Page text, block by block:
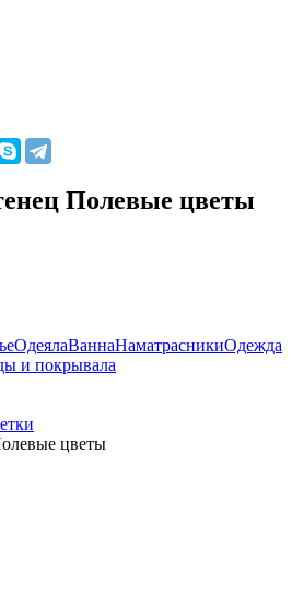
Полевые цветы
ОдеялаВаннаНаматрасникиОдежда
и покрывала
цветы